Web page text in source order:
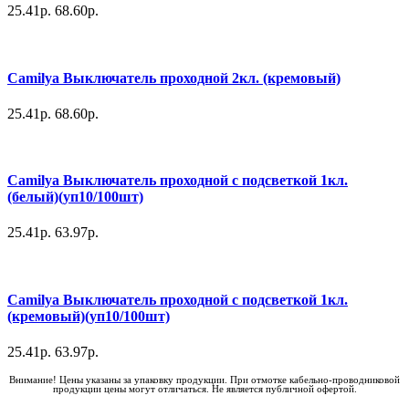
25.41р. 68.60р.
Camilya Выключатель проходной 2кл. (кремовый)
25.41р. 68.60р.
Camilya Выключатель проходной с подсветкой 1кл.
(белый)(уп10/100шт)
25.41р. 63.97р.
Camilya Выключатель проходной с подсветкой 1кл.
(кремовый)(уп10/100шт)
25.41р. 63.97р.
Внимание! Цены указаны за упаковку продукции. При отмотке кабельно-проводниковой
продукции цены могут отличаться. Не является публичной офертой.